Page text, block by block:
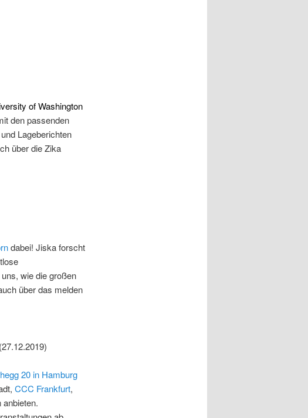
of Washington
den passenden
Lageberichten
über die Zika
dabei! Jiska forscht
wie die großen
über das melden
(27.12.2019)
20 in Hamburg
CCC Frankfurt,